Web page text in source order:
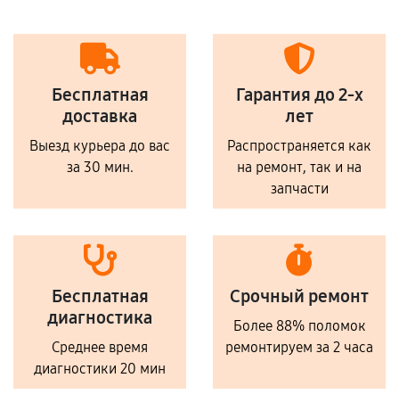
Бесплатная
доставка
Выезд курьера до вас
за 30 мин.
Гарантия до 2-х
лет
Распространяется как
на ремонт, так и на
запчасти
Бесплатная
диагностика
Среднее время
диагностики 20 мин
Срочный ремонт
Более 88% поломок
ремонтируем за 2 часа